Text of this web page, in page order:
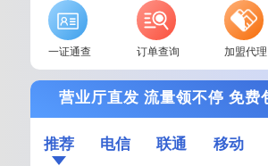
一证通查 订单查询 加盟代理
营业厅直发 流量领不停 免费
推荐 电信 联通 移动